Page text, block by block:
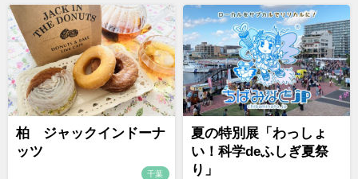
柏 ジャックインドーナ
ッツ
千葉
夏の特別展「わっしょ
い！科学deふしぎ夏祭
り」